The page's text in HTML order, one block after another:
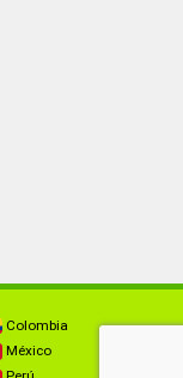
Colombia
México